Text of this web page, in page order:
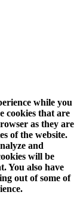
while you
cookies that are
as they are
of the website.
and
will be
You also have
out of some of